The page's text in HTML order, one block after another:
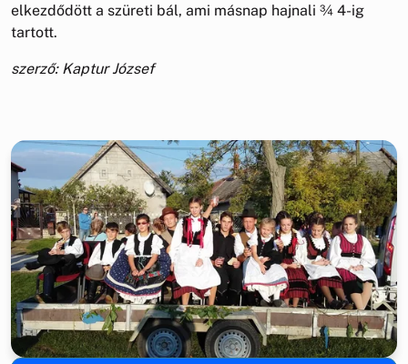
elkezdődött a szüreti bál, ami másnap hajnali ¾ 4-ig
tartott.
szerző: Kaptur József